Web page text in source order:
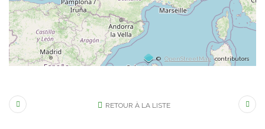
© OpenStreetMap contributors
RETOUR À LA LISTE